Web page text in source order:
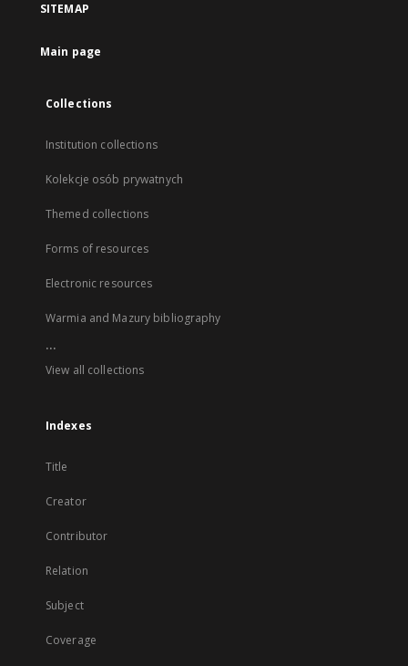
SITEMAP
Main page
Collections
Institution collections
Kolekcje osób prywatnych
Themed collections
Forms of resources
Electronic resources
Warmia and Mazury bibliography
...
View all collections
Indexes
Title
Creator
Contributor
Relation
Subject
Coverage